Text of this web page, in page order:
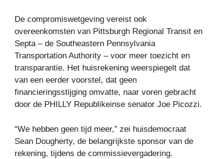
De compromiswetgeving vereist ook
overeenkomsten van Pittsburgh Regional Transit en
Septa – de Southeastern Pennsylvania
Transportation Authority – voor meer toezicht en
transparantie. Het huisrekening weerspiegelt dat
van een eerder voorstel, dat geen
financieringsstijging omvatte, naar voren gebracht
door de PHILLY Republikeinse senator Joe Picozzi.
“We hebben geen tijd meer,” zei huisdemocraat
Sean Dougherty, de belangrijkste sponsor van de
rekening, tijdens de commissievergadering.